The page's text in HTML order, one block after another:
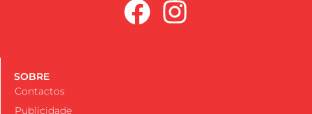
SOBRE
Contactos
Publicidade